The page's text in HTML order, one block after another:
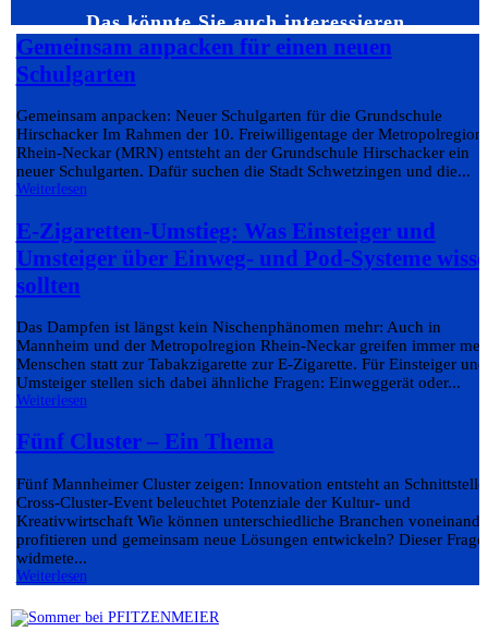
Das könnte Sie auch interessieren…
Gemeinsam anpacken für einen neuen
Schulgarten
Gemeinsam anpacken: Neuer Schulgarten für die Grundschule
Hirschacker Im Rahmen der 10. Freiwilligentage der Metropolregion
Rhein-Neckar (MRN) entsteht an der Grundschule Hirschacker ein
neuer Schulgarten. Dafür suchen die Stadt Schwetzingen und die...
Weiterlesen
E-Zigaretten-Umstieg: Was Einsteiger und
Umsteiger über Einweg- und Pod-Systeme
sollten
Das Dampfen ist längst kein Nischenphänomen mehr: Auch in
Mannheim und der Metropolregion Rhein-Neckar greifen immer
Menschen statt zur Tabakzigarette zur E-Zigarette. Für Einsteiger und
Umsteiger stellen sich dabei ähnliche Fragen: Einweggerät oder...
Weiterlesen
Fünf Cluster – Ein Thema
Fünf Mannheimer Cluster zeigen: Innovation entsteht an
Cross-Cluster-Event beleuchtet Potenziale der Kultur- und
Kreativwirtschaft Wie können unterschiedliche Branchen
profitieren und gemeinsam neue Lösungen entwickeln? Dieser Frage
widmete...
Weiterlesen